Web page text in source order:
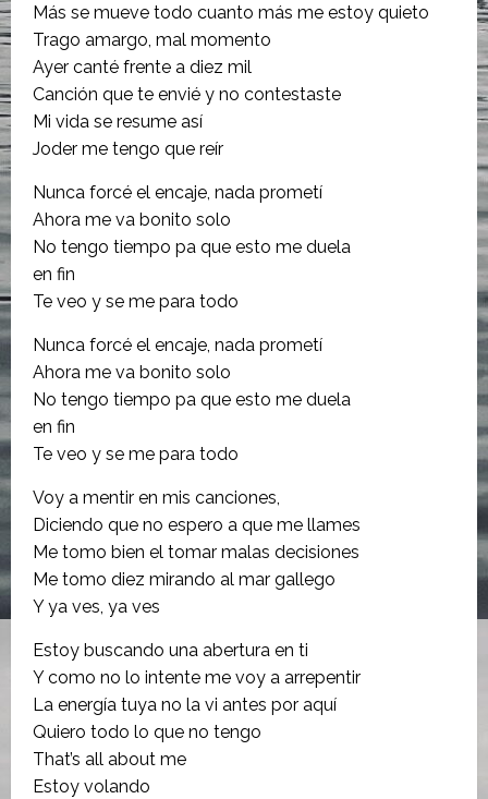
Más se mueve todo cuanto más me estoy quieto
Trago amargo, mal momento
Ayer canté frente a diez mil
Canción que te envié y no contestaste
Mi vida se resume así
Joder me tengo que reír
Nunca forcé el encaje, nada prometí
Ahora me va bonito solo
No tengo tiempo pa que esto me duela
en fin
Te veo y se me para todo
Nunca forcé el encaje, nada prometí
Ahora me va bonito solo
No tengo tiempo pa que esto me duela
en fin
Te veo y se me para todo
Voy a mentir en mis canciones,
Diciendo que no espero a que me llames
Me tomo bien el tomar malas decisiones
Me tomo diez mirando al mar gallego
Y ya ves, ya ves
Estoy buscando una abertura en ti
Y como no lo intente me voy a arrepentir
La energía tuya no la vi antes por aquí
Quiero todo lo que no tengo
That’s all about me
Estoy volando